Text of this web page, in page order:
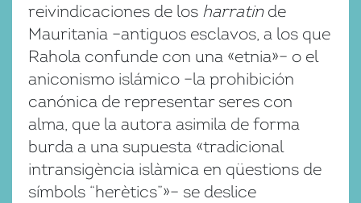
reivindicaciones de los harratinde
Mauritania –antiguos esclavos, a los que
Rahola confunde con una «etnia»– o el
aniconismo islámico –la prohibición
canónica de representar seres con
alma, que la autora asimila de forma
burda a una supuesta «tradicional
intransigència islàmica en qüestions de
símbols “herètics”»– se deslice